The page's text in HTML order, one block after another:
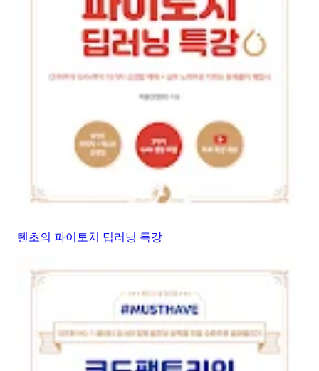
텐초의 파이토치 딥러닝 특강